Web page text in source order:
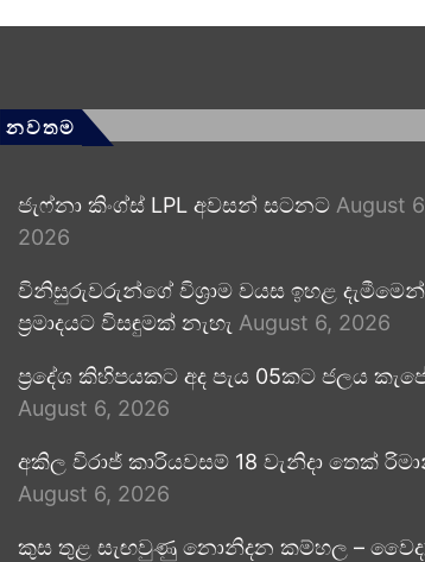
නවතම
ජැෆ්නා කිංග්ස් LPL අවසන් සටනට August
2026
විනිසුරුවරුන්ගේ විශ්‍රාම වයස ඉහළ
ප්‍රමාදයට විසඳුමක් නැහැ August 6, 2026
ප්‍රදේශ කිහිපයකට අද පැය 05කට ජලය
August 6, 2026
අකිල විරාජ් කාරියවසම් 18 වැනිදා තෙක්
August 6, 2026
කුස තුළ සැඟවුණු නොනිදන කම්හල –